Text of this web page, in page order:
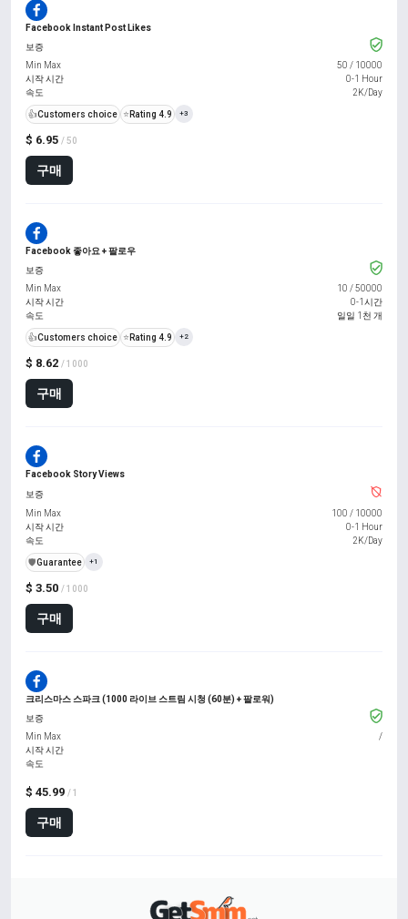
Facebook Instant Post Likes
$ 6.95 / 50
구매
보증
Min Max
50 / 10000
시작 시간
0-1 Hour
속도
2K/Day
👍Customers choice ⭐ Rating 4.9 +3
Facebook 좋아요 + 팔로우
$ 8.62 / 1000
구매
보증
Min Max
10 /50000
시작 시간
0-1시간
속도
일일 1천 개
👍Customers choice ⭐ Rating 4.9 +2
Facebook Story Views
$ 3.50 / 1000
구매
보증
Min Max
100 / 10000
시작 시간
0-1 Hour
속도
2K/Day
️🛡️Guarantee +1
크리스마스 스파크 (1000 라이브 스트림 시청 (60분) + 팔로워)
$ 45.99 / 1
구매
보증
Min Max
/
시작 시간
속도